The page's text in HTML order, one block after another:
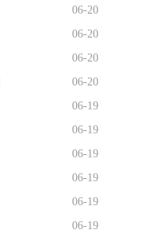
06-20
06-20
06-20
06-20
06-19
06-19
06-19
06-19
06-19
06-19